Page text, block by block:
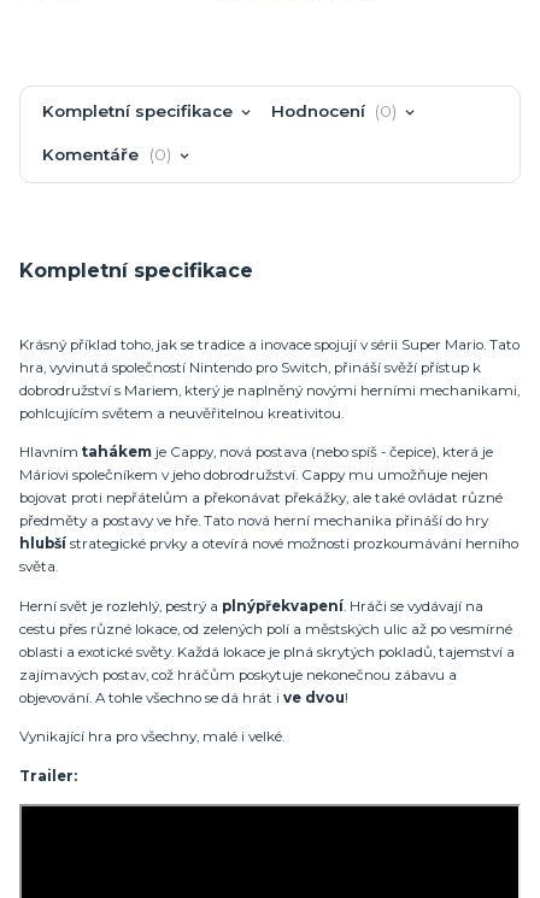
Kompletní specifikace Hodnocení 0
Komentáře 0
Kompletní specifikace
Krásný příklad toho, jak se tradice a inovace spojují v sérii Super Mario. Tato
hra, vyvinutá společností Nintendo pro Switch, přináší svěží přístup k
dobrodružství s Mariem, který je naplněný novými herními mechanikami,
pohlcujícím světem a neuvěřitelnou kreativitou.
Hlavním tahákem je Cappy, nová postava (nebo spíš - čepice), která je
Máriovi společníkem v jeho dobrodružství. Cappy mu umožňuje nejen
bojovat proti nepřátelům a překonávat překážky, ale také ovládat různé
předměty a postavy ve hře. Tato nová herní mechanika přináší do hry
hlubší strategické prvky a otevírá nové možnosti prozkoumávání herního
světa.
Herní svět je rozlehlý, pestrý a plnýpřekvapení. Hráči se vydávají na
cestu přes různé lokace, od zelených polí a městských ulic až po vesmírné
oblasti a exotické světy. Každá lokace je plná skrytých pokladů, tajemství a
zajímavých postav, což hráčům poskytuje nekonečnou zábavu a
objevování. A tohle všechno se dá hrát i ve dvou!
Vynikající hra pro všechny, malé i velké.
Trailer: